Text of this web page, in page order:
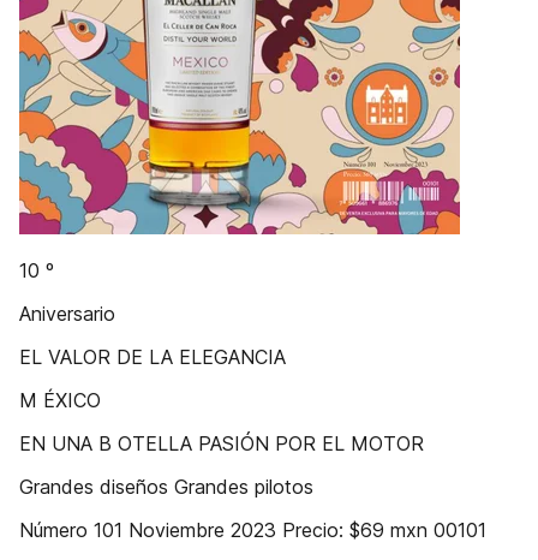
10 º
Aniversario
EL VALOR DE LA ELEGANCIA
M ÉXICO
EN UNA B OTELLA PASIÓN POR EL MOTOR
Grandes diseños Grandes pilotos
Número 101 Noviembre 2023 Precio: $69 mxn 00101